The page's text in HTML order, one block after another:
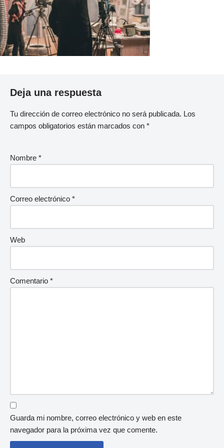
Deja una respuesta
Tu dirección de correo electrónico no será publicada. Los
campos obligatorios están marcados con *
Nombre *
Correo electrónico *
Web
Comentario *
Guarda mi nombre, correo electrónico y web en este
navegador para la próxima vez que comente.